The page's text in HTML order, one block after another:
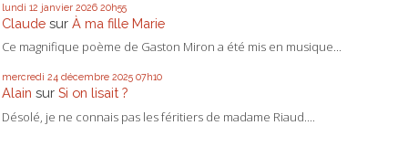
lundi 12 janvier 2026 20h55
Claude sur À ma fille Marie
Ce magnifique poème de Gaston Miron a été mis en musique...
mercredi 24 décembre 2025 07h10
Alain sur Si on lisait ?
Désolé, je ne connais pas les féritiers de madame Riaud....